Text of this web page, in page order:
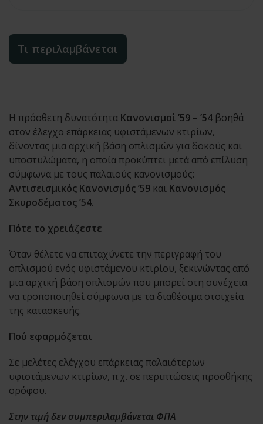
Τι περιλαμβάνεται
Η πρόσθετη δυνατότητα Κανονισμοί ’59 – ’54βοηθά
στον έλεγχο επάρκειας υφιστάμενων κτιρίων,
δίνοντας μια αρχική βάση οπλισμών για δοκούς και
υποστυλώματα, η οποία προκύπτει μετά από επίλυση
σύμφωνα με τους παλαιούς κανονισμούς:
Αντισεισμικός Κανονισμός ’59 και Κανονισμός
Σκυροδέματος ’54.
Πότε το χρειάζεστε
Όταν θέλετε να επιταχύνετε την περιγραφή του
οπλισμού ενός υφιστάμενου κτιρίου, ξεκινώντας από
μια αρχική βάση οπλισμών που μπορεί στη συνέχεια
να τροποποιηθεί σύμφωνα με τα διαθέσιμα στοιχεία
της κατασκευής.
Πού εφαρμόζεται
Σε μελέτες ελέγχου επάρκειας παλαιότερων
υφιστάμενων κτιρίων, π.χ. σε περιπτώσεις προσθήκης
ορόφου.
Στην τιμή δεν συμπεριλαμβάνεται ΦΠΑ